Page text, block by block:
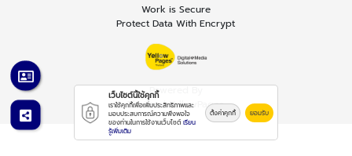
Work is Secure
Protect Data With Encrypt
Powered By
Thailand YellowPages
เว็บไซต์นี้ใช้คุกกี้
เราใช้คุกกี้เพื่อเพิ่มประสิทธิภาพและ
มอบประสบการณ์ความพึงพอใจ
ของท่านในการใช้งานเว็บไซต์ เรียน
รู้เพิ่มเติม
ตั้งค่าคุกกี้ ยอมรับ